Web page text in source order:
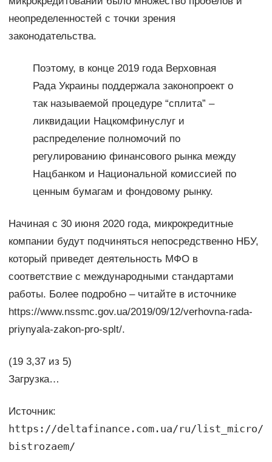
неопределенностей с точки зрения
законодательства.
Поэтому, в конце 2019 года Верховная
Рада Украины поддержала законопроект о
так называемой процедуре “сплита” –
ликвидации Нацкомфинуслуг и
распределение полномочий по
регулированию финансового рынка между
Нацбанком и Национальной комиссией по
ценным бумагам и фондовому рынку.
Начиная с 30 июня 2020 года, микрокредитные
компании будут подчиняться непосредственно НБУ,
который приведет деятельность МФО в
соответствие с международными стандартами
работы. Более подробно – читайте в источнике
https://www.nssmc.gov.ua/2019/09/12/verhovna-rada-
priynyala-zakon-pro-splt/.
(19 3,37 из 5)
Загрузка…
Источник:
https://deltafinance.com.ua/ru/list_micro/
bistrozaem/